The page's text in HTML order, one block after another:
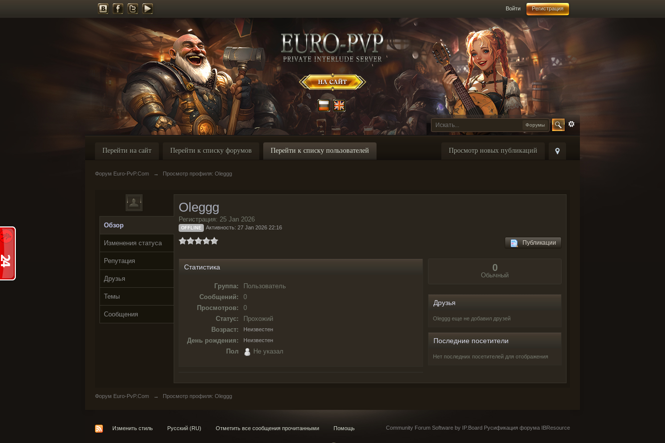
Войти Регистрация
Форумы
Просмотр новых публикаций
Перейти на сайт Перейти к списку форумов Перейти к списку пользователей
Форум Euro-PvP.Com → Просмотр профиля: Oleggg
Обзор
Изменения статуса
Репутация
Друзья
Темы
Сообщения
Oleggg
Регистрация: 25 Jan 2026
OFFLINE Активность: 27 Jan 2026 22:16
Публикации
Статистика
Группа:
Пользователь
Сообщений:
0
Просмотров:
0
Статус:
Прохожий
Возраст:
Неизвестен
День рождения: Неизвестен
Пол Не указал
0
Обычный
Друзья
Oleggg еще не добавил друзей
Последние посетители
Нет последних посетителей для отображения
Форум Euro-PvP.Com → Просмотр профиля: Oleggg
Изменить стиль Русский (RU) Отметить все сообщения прочитанными Помощь Community Forum Software by IP.Board Русификация форума IBResource